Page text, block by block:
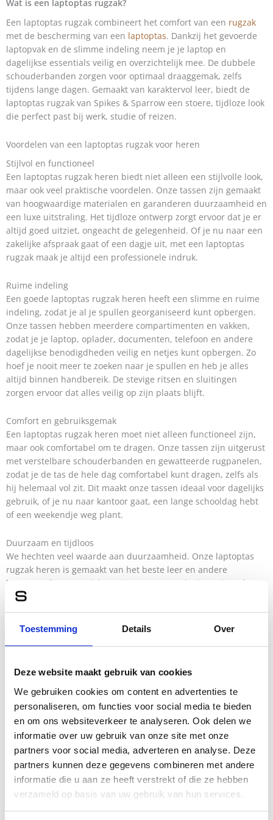
Toestemming Details Over
Deze website maakt gebruik van cookies
We gebruiken cookies om content en advertenties te
personaliseren, om functies voor social media te bieden
en om ons websiteverkeer te analyseren. Ook delen we
informatie over uw gebruik van onze site met onze
partners voor social media, adverteren en analyse. Deze
partners kunnen deze gegevens combineren met andere
informatie die u aan ze heeft verstrekt of die ze hebben
verzameld op basis van uw gebruik van hun services.
Wat is een laptoptas rugzak?
Een laptoptas rugzak combineert het comfort van een rugzak
met de bescherming van een laptoptas. Dankzij het gevoerde
laptopvak en de slimme indeling neem je je laptop en
dagelijkse essentials veilig en overzichtelijk mee. De dubbele
schouderbanden zorgen voor optimaal draaggemak, zelfs
tijdens lange dagen. Gemaakt van karaktervol leer, biedt de
laptoptas rugzak van Spikes & Sparrow een stoere, tijdloze look
die perfect past bij werk, studie of reizen.
Voordelen van een laptoptas rugzak voor heren
Stijlvol en functioneel
Een laptoptas rugzak heren biedt niet alleen een stijlvolle look,
maar ook veel praktische voordelen. Onze tassen zijn gemaakt
van hoogwaardige materialen en garanderen duurzaamheid en
een luxe uitstraling. Het tijdloze ontwerp zorgt ervoor dat je er
altijd goed uitziet, ongeacht de gelegenheid. Of je nu naar een
zakelijke afspraak gaat of een dagje uit, met een laptoptas
rugzak maak je altijd een professionele indruk.
Ruime indeling
Een goede laptoptas rugzak heren heeft een slimme en ruime
indeling, zodat je al je spullen georganiseerd kunt opbergen.
Onze tassen hebben meerdere compartimenten en vakken,
zodat je je laptop, oplader, documenten, telefoon en andere
dagelijkse benodigdheden veilig en netjes kunt opbergen. Zo
hoef je nooit meer te zoeken naar je spullen en heb je alles
altijd binnen handbereik. De stevige ritsen en sluitingen
zorgen ervoor dat alles veilig op zijn plaats blijft.
Comfort en gebruiksgemak
Een laptoptas rugzak heren moet niet alleen functioneel zijn,
maar ook comfortabel om te dragen. Onze tassen zijn uitgerust
met verstelbare schouderbanden en gewatteerde rugpanelen,
zodat je de tas de hele dag comfortabel kunt dragen, zelfs als
hij helemaal vol zit. Dit maakt onze tassen ideaal voor dagelijks
gebruik, of je nu naar kantoor gaat, een lange schooldag hebt
of een weekendje weg plant.
Duurzaam en tijdloos
We hechten veel waarde aan duurzaamheid. Onze laptoptas
rugzak heren is gemaakt van het beste leer en andere
hoogwaardige materialen. Dit zorgt ervoor dat je tas jarenlang
meegaat en er altijd goed uitziet. Het natuurlijke
verouderingsproces van het leer geeft elke tas een unieke
uitstraling, waardoor geen twee tassen precies hetzelfde zijn.
Zo investeer je in een accessoire dat met de jaren unieker en
karaktervoller wordt.
Ideaal voor werk en reizen
Een laptoptas rugzak heren is de perfecte metgezel voor zowel
werk als reizen. De tassen bieden genoeg ruimte voor je laptop
en andere werk- of reisbenodigdheden en zien er tegelijkertijd
stijlvol uit. Of je nu een belangrijke presentatie of een lange
dag vergaderen voor de boeg hebt of gewoon je dagelijkse
spullen georganiseerd wilt houden, met een laptoptas rugzak
ben je altijd goed voorbereid.
Veelzijdige stijlen
Elke man heeft zijn eigen unieke stijl en daarom bieden we een